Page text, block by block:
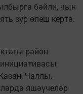
бәйли, чын
зур өлеш кертә.
район
Чаллы,
яшәүчеләр